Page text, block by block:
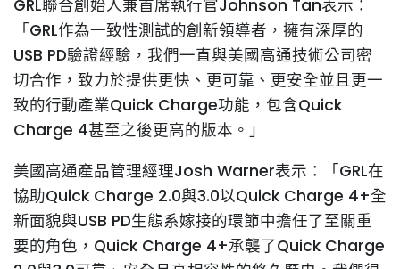
GRL聯合創始人兼首席執行官Johnson Tan表示：
「GRL作為一致性測試的創新領導者，擁有深厚的
USB PD驗證經驗，我們一直與美國高通技術公司密
切合作，致力於提供更快、更可靠、更安全並且更一
致的行動產業Quick Charge功能，包含Quick
Charge 4甚至之後更高的版本。」
美國高通產品管理經理Josh Warner表示：「GRL在
協助Quick Charge 2.0與3.0以Quick Charge 4+全
新面貌與USB PD生態系嫁接的環節中擔任了至關重
要的角色，Quick Charge 4+承襲了Quick Charge